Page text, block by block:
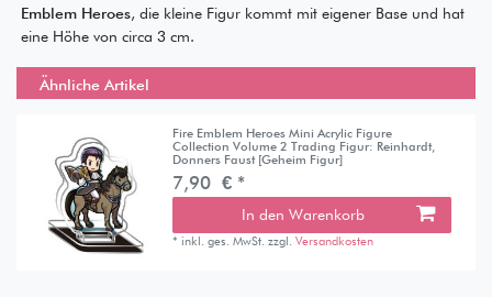
Emblem Heroes, die kleine Figur kommt mit eigener Base und hat
eine Höhe von circa 3 cm.
Ähnliche Artikel
Fire Emblem Heroes Mini Acrylic Figure
Collection Volume 2 Trading Figur: Reinhardt,
Donners Faust [Geheim Figur]
7,90 € *
In den Warenkorb
* inkl. ges. MwSt. zzgl.Versandkosten